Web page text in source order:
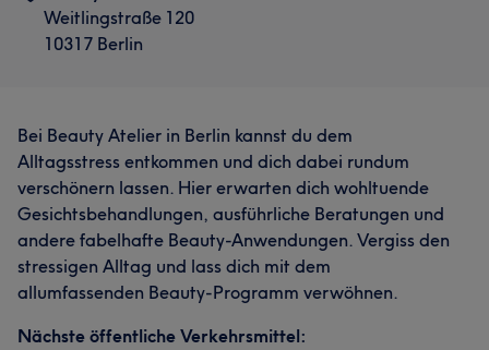
Weitlingstraße 120
10317 Berlin
Bei Beauty Atelier in Berlin kannst du dem
Alltagsstress entkommen und dich dabei rundum
verschönern lassen. Hier erwarten dich wohltuende
Gesichtsbehandlungen, ausführliche Beratungen und
andere fabelhafte Beauty-Anwendungen. Vergiss den
stressigen Alltag und lass dich mit dem
allumfassenden Beauty-Programm verwöhnen.
Nächste öffentliche Verkehrsmittel: